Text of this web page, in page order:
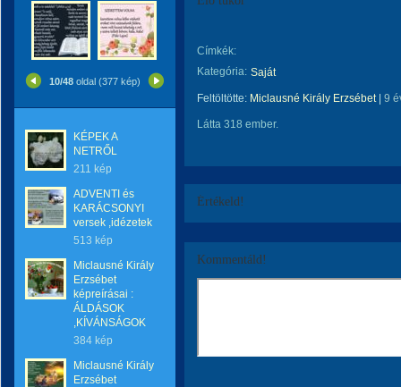
10/48 oldal (377 kép)
KÉPEK A
NETRŐL
211 kép
ADVENTI és
KARÁCSONYI
versek ,idézetek
513 kép
Miclausné Király
Erzsébet
képreírásai :
ÁLDÁSOK
,KÍVÁNSÁGOK
384 kép
Miclausné Király
Erzsébet
Címkék:
Kategória: Saját
Feltöltötte: Miclausné Király Erzsébet| 9
Látta 318 ember.
Értékeld!
Kommentáld!